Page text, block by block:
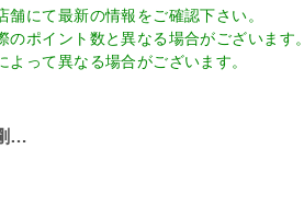
にて最新の情報をご確認下さい。
ポイント数と異なる場合がございます。
って異なる場合がございます。
…